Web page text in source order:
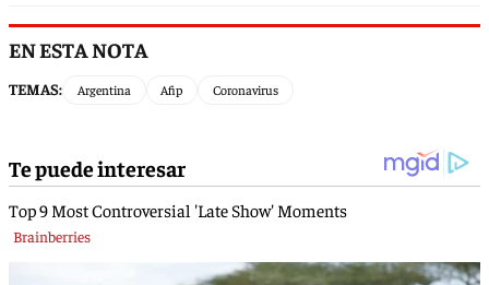
EN ESTA NOTA
TEMAS: Argentina Afip Coronavirus